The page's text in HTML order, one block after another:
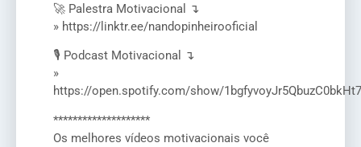
🚀 Palestra Motivacional ↴
» https://linktr.ee/nandopinheirooficial
🎙️ Podcast Motivacional ↴
»
https://open.spotify.com/show/1bgfyvoyJr5QbuzC0bkHt7
********************
Os melhores vídeos motivacionais você